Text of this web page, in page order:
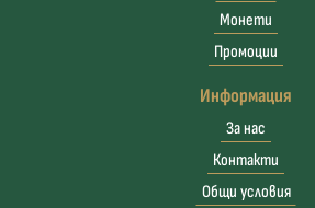
Монети
Промоции
Информация
За нас
Контакти
Общи условия